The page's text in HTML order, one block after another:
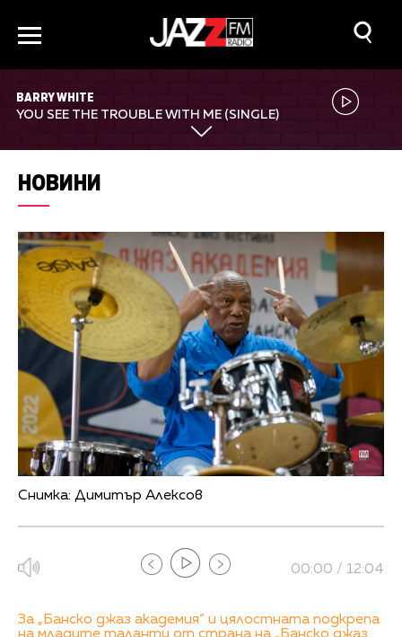
BARRY WHITE
YOU SEE THE TROUBLE WITH ME (SINGLE)
НОВИНИ
Снимка: Димитър Алексов
00:00 / 12:04
За „Банско джаз академия“ и цялостната подкрепа
на младите таланти от страна на „Банско джаз